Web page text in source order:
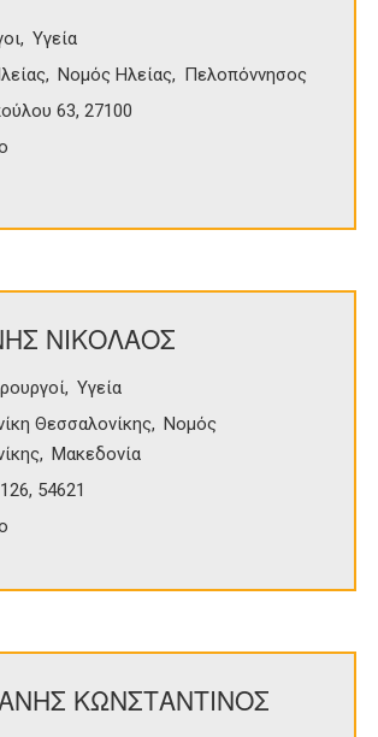
Υγεία
Νομός Ηλείας
Πελοπόννησος
63, 27100
ΝΙΚΟΛΑΟΣ
Υγεία
Θεσσαλονίκης
Νομός
Μακεδονία
54621
ΚΩΝΣΤΑΝΤΙΝΟΣ